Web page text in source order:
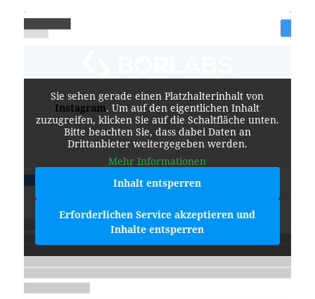
Sie sehen gerade einen Platzhalterinhalt von
Instagram. Um auf den eigentlichen Inhalt
zuzugreifen, klicken Sie auf die Schaltfläche unten.
Bitte beachten Sie, dass dabei Daten an
Drittanbieter weitergegeben werden.
Mehr Informationen
Inhalt entsperren
Erforderlichen Service akzeptieren und
Inhalte entsperren